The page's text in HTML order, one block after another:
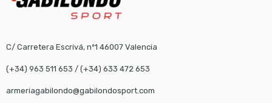
C/ Carretera Escrivá, nº1 46007 Valencia
(+34) 963 511 653 / (+34) 633 472 653
armeriagabilondo@gabilondosport.com